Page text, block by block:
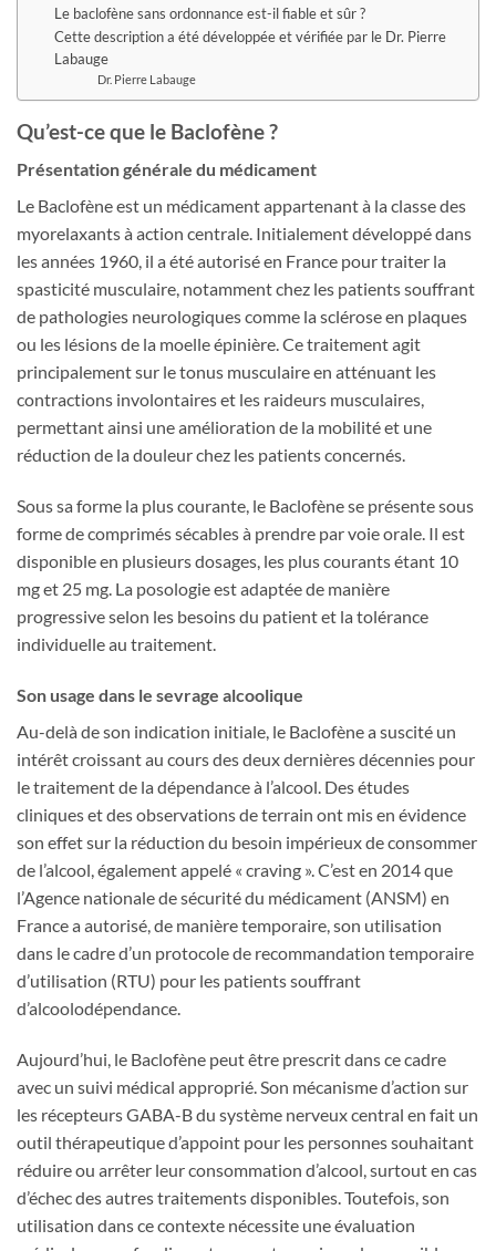
Le baclofène sans ordonnance est-il fiable et sûr ?
Cette description a été développée et vérifiée par le Dr. Pierre
Labauge
Dr. Pierre Labauge
Qu’est-ce que le Baclofène ?
Présentation générale du médicament
Le Baclofène est un médicament appartenant à la classe des
myorelaxants à action centrale. Initialement développé dans
les années 1960, il a été autorisé en France pour traiter la
spasticité musculaire, notamment chez les patients souffrant
de pathologies neurologiques comme la sclérose en plaques
ou les lésions de la moelle épinière. Ce traitement agit
principalement sur le tonus musculaire en atténuant les
contractions involontaires et les raideurs musculaires,
permettant ainsi une amélioration de la mobilité et une
réduction de la douleur chez les patients concernés.
Sous sa forme la plus courante, le Baclofène se présente sous
forme de comprimés sécables à prendre par voie orale. Il est
disponible en plusieurs dosages, les plus courants étant 10
mg et 25 mg. La posologie est adaptée de manière
progressive selon les besoins du patient et la tolérance
individuelle au traitement.
Son usage dans le sevrage alcoolique
Au-delà de son indication initiale, le Baclofène a suscité un
intérêt croissant au cours des deux dernières décennies pour
le traitement de la dépendance à l’alcool. Des études
cliniques et des observations de terrain ont mis en évidence
son effet sur la réduction du besoin impérieux de consommer
de l’alcool, également appelé « craving ». C’est en 2014 que
l’Agence nationale de sécurité du médicament (ANSM) en
France a autorisé, de manière temporaire, son utilisation
dans le cadre d’un protocole de recommandation temporaire
d’utilisation (RTU) pour les patients souffrant
d’alcoolodépendance.
Aujourd’hui, le Baclofène peut être prescrit dans ce cadre
avec un suivi médical approprié. Son mécanisme d’action sur
les récepteurs GABA-B du système nerveux central en fait un
outil thérapeutique d’appoint pour les personnes souhaitant
réduire ou arrêter leur consommation d’alcool, surtout en cas
d’échec des autres traitements disponibles. Toutefois, son
utilisation dans ce contexte nécessite une évaluation